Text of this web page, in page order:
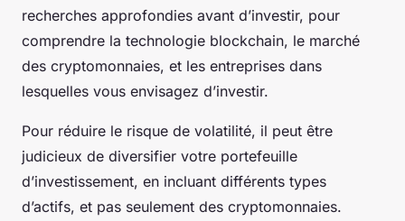
recherches approfondies avant d’investir, pour
comprendre la technologie blockchain, le marché
des cryptomonnaies, et les entreprises dans
lesquelles vous envisagez d’investir.
Pour réduire le risque de volatilité, il peut être
judicieux de diversifier votre portefeuille
d’investissement, en incluant différents types
d’actifs, et pas seulement des cryptomonnaies.